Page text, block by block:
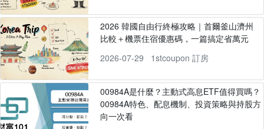
2026 韓國自由行終極攻略｜首爾釜山濟州
比較＋機票住宿優惠碼，一篇搞定省萬元
2026-07-29
1stcoupon 訂房
00984A是什麼？主動式高息ETF值得買嗎？
00984A特色、配息機制、投資策略與持股方
向一次看